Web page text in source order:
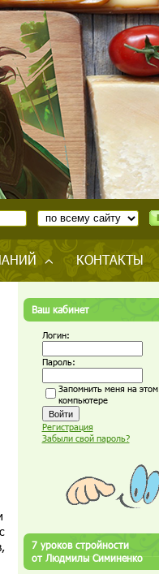
КОНТАКТЫ
Ваш кабинет
Логин:
Пароль:
Запомнить меня на этом
компьютере
Регистрация
Забыли свой пароль?
7 уроков стройности
от Людмилы Симиненко